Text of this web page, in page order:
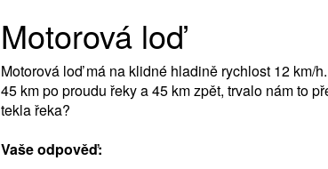
Motorová loď
Motorová loď má na klidné hladině rychlost 12 km/
45 km po proudu řeky a 45 km zpět, trvalo nám to
tekla řeka?
Vaše odpověď: